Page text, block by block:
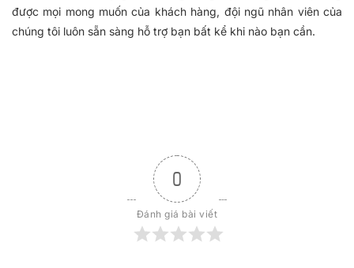
được mọi mong muốn của khách hàng, đội ngũ nhân viên của
chúng tôi luôn sẵn sàng hỗ trợ bạn bất kể khi nào bạn cần.
0
Đánh giá bài viết